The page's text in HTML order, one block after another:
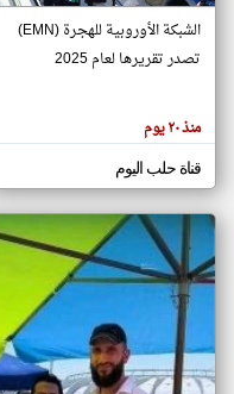
المقالات
الموجوده
هنا عن
وجهة
نظر
كاتبيها.
الشبكة الأوروبية للهجرة (EMN)
تصدر تقريرها لعام 2025
منذ ٢٠ يوم
قناة حلب اليوم